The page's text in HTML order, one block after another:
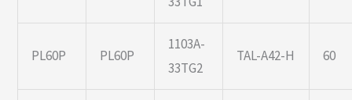
PL60P PL60P
1103A-
33TG2
TAL-A42-H 60